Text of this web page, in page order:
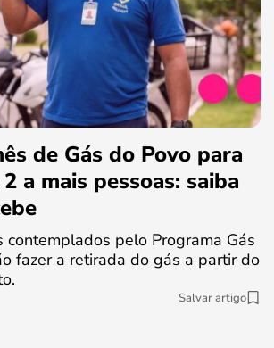
de Gás do Povo para
a mais pessoas: saiba
contemplados pelo Programa Gás
fazer a retirada do gás a partir do
Salvar artigo